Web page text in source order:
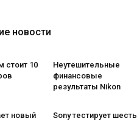
новости
стоит 10
Неутешительные
финансовые
результаты Nikon
новый
Sony тестирует шесть